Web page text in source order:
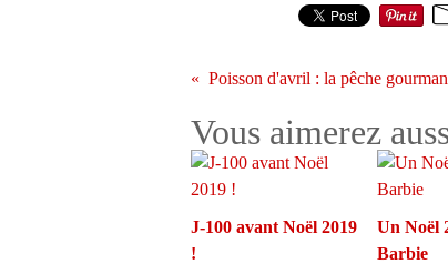
Vous aimerez
J-100 avant Noël 2019
!
Un Noël
Barbie